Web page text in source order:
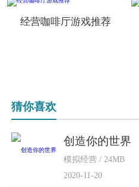
经营咖啡厅游戏推荐
猜你喜欢
创造你的世界
模拟经营 / 24MB
2020-11-20